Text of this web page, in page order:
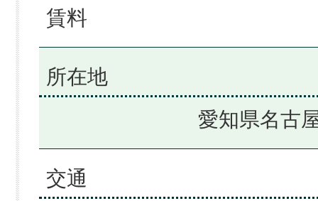
賃料
所在地
愛知県名古
交通